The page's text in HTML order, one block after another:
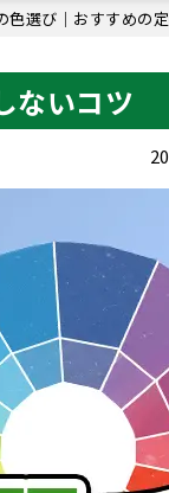
色選び｜おすすめの
ないコツ